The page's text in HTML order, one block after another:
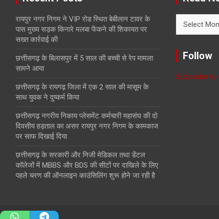
रायपुर नगर निगम ने VIP रोड स्थित बेबीलान टावर के
पास मुख्य सड़क किनारे मलबा फेंकने की शिकायत पर
सख्त कार्रवाई की
छत्तीसगढ़ के बिलासपुर में 5 साल की बच्ची से रेप मामला
सामने आया
छत्तीसगढ़ के रायगढ़ जिला में एक 2 साल की मासूम के
साथ युवक ने दुष्कर्म किया
छत्तीसगढ़ नगरीय निकाय प्लेसमेंट कर्मचारी महासंघ की दो
दिवसीय हड़ताल का असर रायपुर नगर निगम के कामकाज
पर साफ दिखाई दिया
छत्तीसगढ़ के सरकारी और निजी मेडिकल तथा डेंटल
कॉलेजों में MBBS और BDS की सीटों पर दाखिले के लिए
पहले चरण की ऑनलाइन काउंसिलिंग शुरू होने जा रही है
News
Month
Follow
Subscribe